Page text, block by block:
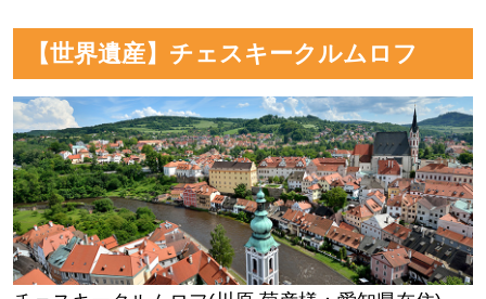
【世界遺産】チェスキークルムロフ